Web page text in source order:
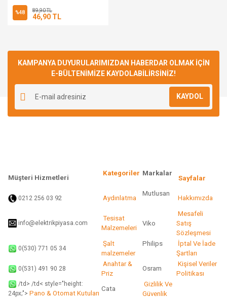
%48 89,90 TL
46,90 TL
KAMPANYA DUYURULARIMIZDAN HABERDAR OLMAK İÇİN
E-BÜLTENİMİZE KAYDOLABİLİRSİNİZ!
KAYDOL
Müşteri Hizmetleri
Kategoriler Markalar
Sayfalar
0212 256 03 92 Aydınlatma
Mutlusan
Hakkımızda
info@elektrikpiyasa.com
Tesisat
Malzemeleri
Viko
Mesafeli
Satış
Sözleşmesi
0(530) 771 05 34
Şalt
malzemeler
Philips
İptal Ve İade
Şartları
0(531) 491 90 28
Anahtar &
Priz
Osram
Kişisel Veriler
Politikası
/td> /td< style="height:
24px;"> Pano & Otomat Kutuları
Cata
Gizlilik Ve
Güvenlik